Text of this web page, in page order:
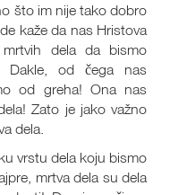
što im nije tako dobro
kaže da nas Hristova
dela da bismo
Dakle, od čega nas
od greha! Ona nas
Zato je jako važno
dela.
vrstu dela koju bismo
mrtva dela su dela